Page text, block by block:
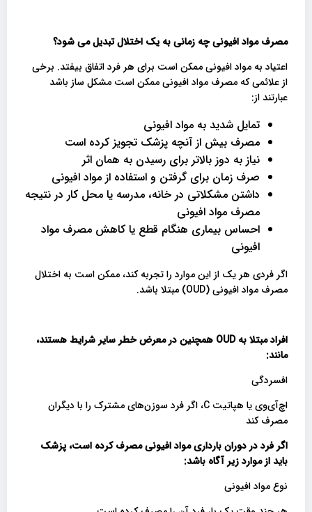
مصرف مواد افیونی چه زمانی به یک اختلال تبدیل می شود؟
اعتیاد به مواد افیونی ممکن است برای هر فرد اتفاق بیفتد. برخی
از علائمی که مصرف مواد افیونی ممکن است مشکل ساز باشد
عبارتند از:
تمایل شدید به مواد افیونی
مصرف بیش از آنچه پزشک تجویز کرده است
نیاز به دوز بالاتر برای رسیدن به همان اثر
صرف زمان برای گرفتن و استفاده از مواد افیونی
داشتن مشکلاتی در خانه، مدرسه یا محل کار در نتیجه
مصرف مواد افیونی
احساس بیماری هنگام قطع یا کاهش مصرف مواد
افیونی
اگر فردی هر یک از این موارد را تجربه کند، ممکن است به اختلال
مصرف مواد افیونی (OUD) مبتلا باشد.
افراد مبتلا بهOUD
همچنین در معرض خطر سایر شرایط هستند،
مانند:
افسردگی
اچ‌آی‌وی یا هپاتیت C، اگر فرد سوزن‌های مشترک را با دیگران
مصرف کند
اگر فرد در دوران بارداری مواد افیونی مصرف کرده است، پزشک
باید از موارد زیر آگاه باشد:
نوع مواد افیونی